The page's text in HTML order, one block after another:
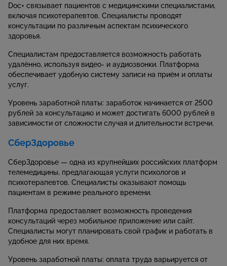
Doc+ связывает пациентов с медицинскими специалистами,
включая психотерапевтов. Специалисты проводят
консультации по различным аспектам психического
здоровья.
Специалистам предоставляется возможность работать
удалённо, используя видео- и аудиозвонки. Платформа
обеспечивает удобную систему записи на приём и оплаты
услуг.
Уровень заработной платы: заработок начинается от 2500
рублей за консультацию и может достигать 6000 рублей в
зависимости от сложности случая и длительности встречи.
СберЗдоровье
СберЗдоровье — одна из крупнейших российских платформ
телемедицины, предлагающая услуги психологов и
психотерапевтов. Специалисты оказывают помощь
пациентам в режиме реального времени.
Платформа предоставляет возможность проведения
консультаций через мобильное приложение или сайт.
Специалисты могут планировать свой график и работать в
удобное для них время.
Уровень заработной платы: оплата труда варьируется от